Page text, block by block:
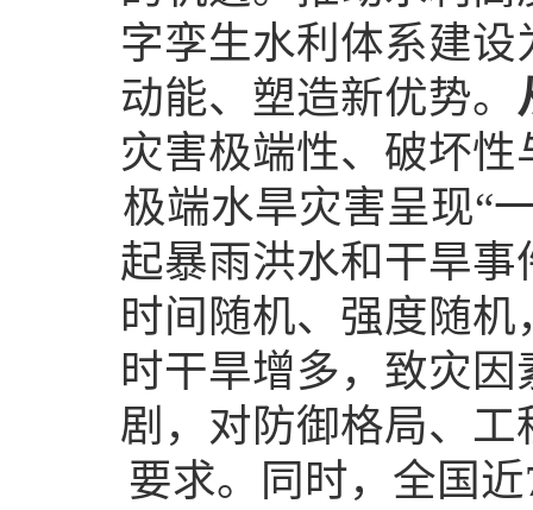
字孪生水利体系建
动能、塑造新优势。
灾害极端性、破坏
极端水旱灾害呈现“
起暴雨洪水和干旱
时间随机、强度随
时干旱增多，致灾
剧，对防御格局、
要求。同时，全国